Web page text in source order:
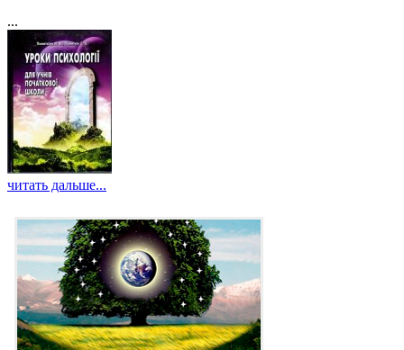
...
читать дальше...